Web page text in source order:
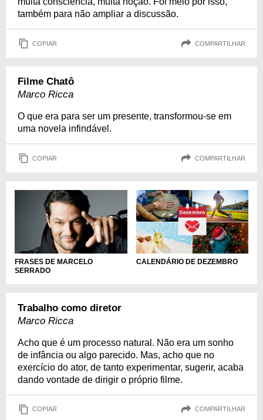
também para não ampliar a discussão.
COPIAR COMPARTILHAR
Filme Chatô
Marco Ricca
O que era para ser um presente, transformou-se em
uma novela infindável.
COPIAR COMPARTILHAR
FRASES DE MARCELO
SERRADO
CALENDÁRIO DE DEZEMBRO
Trabalho como diretor
Marco Ricca
Acho que é um processo natural. Não era um sonho
de infância ou algo parecido. Mas, acho que no
exercício do ator, de tanto experimentar, sugerir, acaba
dando vontade de dirigir o próprio filme.
COPIAR COMPARTILHAR